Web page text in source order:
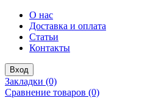
О нас
Доставка и оплата
Статьи
Контакты
Вход
Закладки (0)
Сравнение товаров (0)